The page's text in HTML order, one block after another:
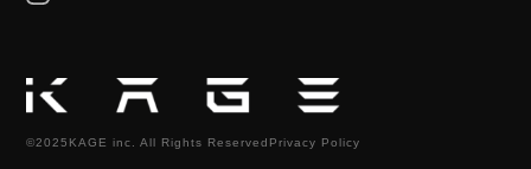
©2025KAGE inc. All Rights Reserved Privacy Policy